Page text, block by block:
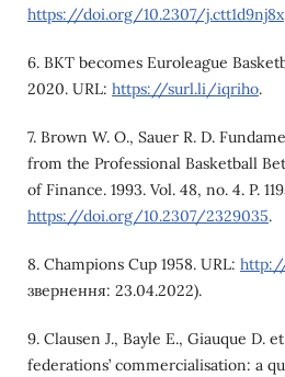
https://doi.org/10.2307/j.ctt1d9nj8x
6. BKT becomes Euroleague
2020. URL: https://surl.li/iqriho.
7. Brown W. O., Sauer R. D.
from the Professional Basketball
of Finance. 1993. Vol. 48, no. 4. P.
https://doi.org/10.2307/2329035.
8. Champions Cup 1958. URL:
звернення: 23.04.2022).
9. Clausen J., Bayle E., Giauque D.
federations’ commercialisation: a